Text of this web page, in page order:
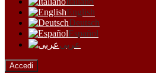
English
Deutsch
Español
عربى
Accedi